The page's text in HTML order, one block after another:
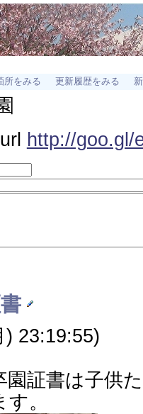
所をみる 更新履歴をみる
http://goo.gl/
) 23:19:55)
園証書は子供
。